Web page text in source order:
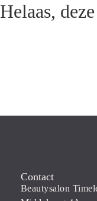
Helaas,
Contact
Beautysalon